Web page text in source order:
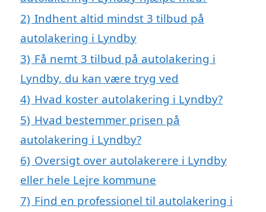
2) Indhent altid mindst 3 tilbud på
autolakering i Lyndby
3) Få nemt 3 tilbud på autolakering i
Lyndby, du kan være tryg ved
4) Hvad koster autolakering i Lyndby?
5) Hvad bestemmer prisen på
autolakering i Lyndby?
6) Oversigt over autolakerere i Lyndby
eller hele Lejre kommune
7) Find en professionel til autolakering i